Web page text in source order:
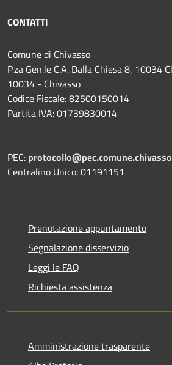
CONTATTI
Comune di Chivasso
P.za Gen.le C.A. Dalla Chiesa 8, 10034
10034 - Chivasso
Codice Fiscale: 82500150014
Partita IVA: 01739830014
PEC:
Centralino Unico: 01191151
Prenotazione appuntamento
Segnalazione disservizio
Leggi le FAQ
Richiesta assistenza
Amministrazione trasparente